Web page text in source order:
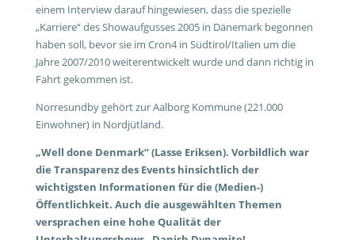
einem Interview darauf hingewiesen, dass die spezielle
„Karriere“ des Showaufgusses 2005 in Dänemark begonnen
haben soll, bevor sie im Cron4 in Südtirol/Italien um die
Jahre 2007/2010 weiterentwickelt wurde und dann richtig in
Fahrt gekommen ist.
Norresundby gehört zur Aalborg Kommune (221.000
Einwohner) in Nordjütland.
„Well done Denmark“ (Lasse Eriksen). Vorbildlich war
die Transparenz des Events hinsichtlich der
wichtigsten Informationen für die (Medien-)
Öffentlichkeit. Auch die ausgewählten Themen
versprachen eine hohe Qualität der